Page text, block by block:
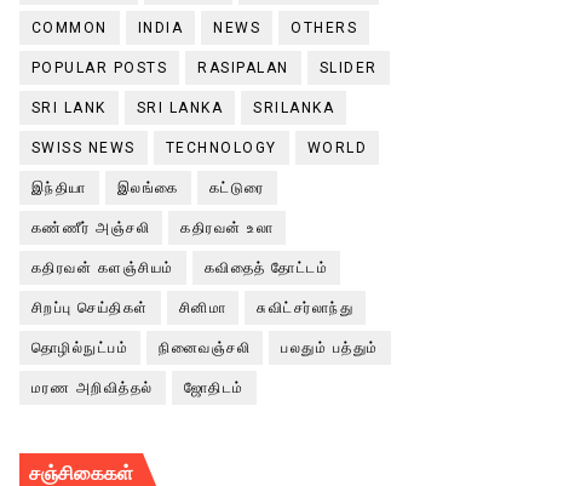
COMMON INDIA NEWS OTHERS
POPULAR POSTS RASIPALAN SLIDER
SRI LANK SRI LANKA SRILANKA
SWISS NEWS TECHNOLOGY WORLD
இந்தியா இலங்கை கட்டுரை
கண்ணீர் அஞ்சலி கதிரவன் உலா
கதிரவன் களஞ்சியம் கவிதைத் தோட்டம்
சிறப்பு செய்திகள் சினிமா சுவிட்சர்லாந்து
தொழில்நுட்பம் நினைவஞ்சலி பலதும் பத்தும்
மரண அறிவித்தல் ஜோதிடம்
சஞ்சிகைகள்